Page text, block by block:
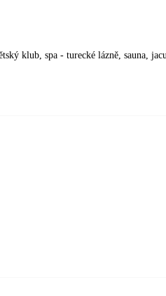
klub, spa - turecké lázně, sauna,